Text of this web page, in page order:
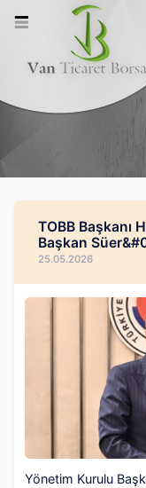
TOBB Başkanı
Başkan
25.05.2026
Yönetim Kurulu